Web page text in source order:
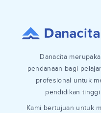
Danacita
pendanaan bagi
profesional untuk
pendidikan
Kami bertujuan untuk